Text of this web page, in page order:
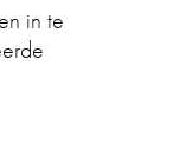
in te